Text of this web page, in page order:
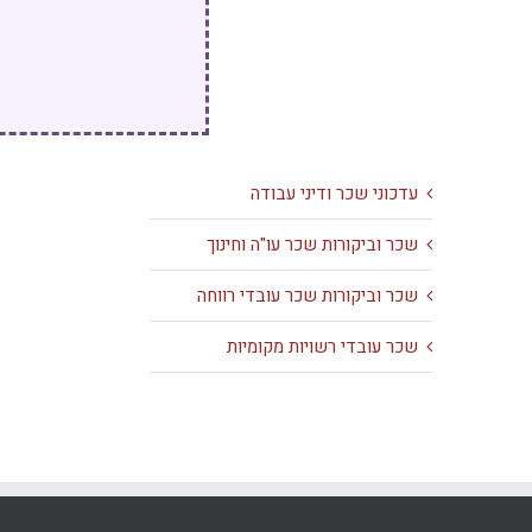
עדכוני שכר ודיני עבודה
שכר וביקורות שכר עו"ה וחינוך
שכר וביקורות שכר עובדי רווחה
שכר עובדי רשויות מקומיות